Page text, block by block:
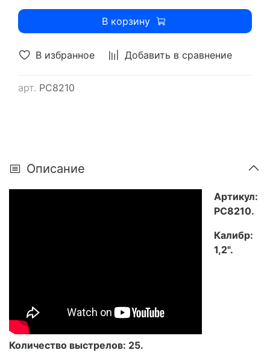
В избранное Добавить в сравнение
арт. РС8210
В корзину
Описание
Артикул:
РС8210.
Калибр:
1,2".
Количество выстрелов: 25.